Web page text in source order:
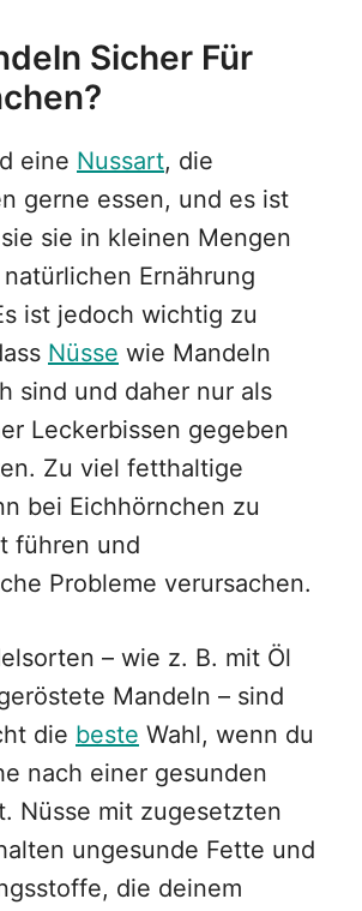
Sicher Für
eine Nussart, die
gerne essen, und es ist
sie in kleinen Mengen
Ernährung
ist jedoch wichtig zu
Nüsse wie Mandeln
sind und daher nur als
Leckerbissen gegeben
Zu viel fetthaltige
bei Eichhörnchen zu
führen und
Probleme verursachen.
– wie z. B. mit Öl
Mandeln – sind
die beste Wahl, wenn du
nach einer gesunden
Nüsse mit zugesetzten
ungesunde Fette und
die deinem